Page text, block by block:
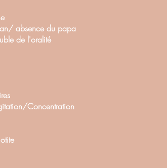
absence du papa
de l'oralité
Concentration